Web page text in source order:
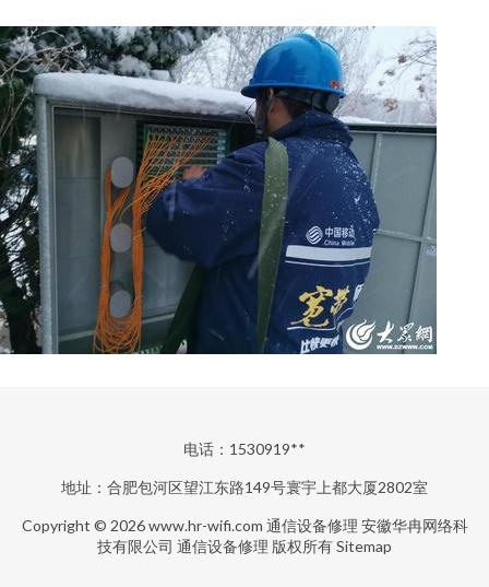
电话：1530919**
地址：合肥包河区望江东路149号寰宇上都大厦2802室
Copyright © 2026www.hr-wifi.com 通信设备修理 安徽华冉网络科
技有限公司 通信设备修理 版权所有Sitemap